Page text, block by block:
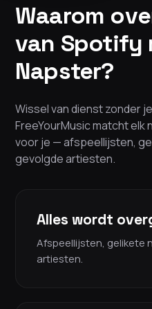
Waarom
van Spotify
Napster?
Wissel van dienst zonder
FreeYourMusic matcht
voor je — afspeellijsten,
gevolgde artiesten.
Alles wordt
Afspeellijsten, gelikete
artiesten.